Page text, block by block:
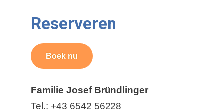
Reserveren
Boek nu
Familie Josef Bründlinger
Tel.: +43 6542 56228